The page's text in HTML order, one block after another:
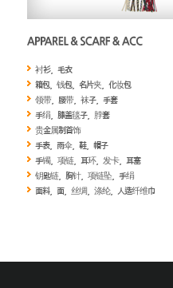
衬衫，毛衣
箱包，钱包，名片夹，化妆包
领带，腰带，袜子，手套
手绢，膝盖毯子，脖套
贵金属制首饰
手表，雨伞，鞋，帽子
手镯，项链，耳环，发卡，耳塞
钥匙链，胸针，项链坠，手绢
面料，面，丝绸，涤纶，人造纤维巾